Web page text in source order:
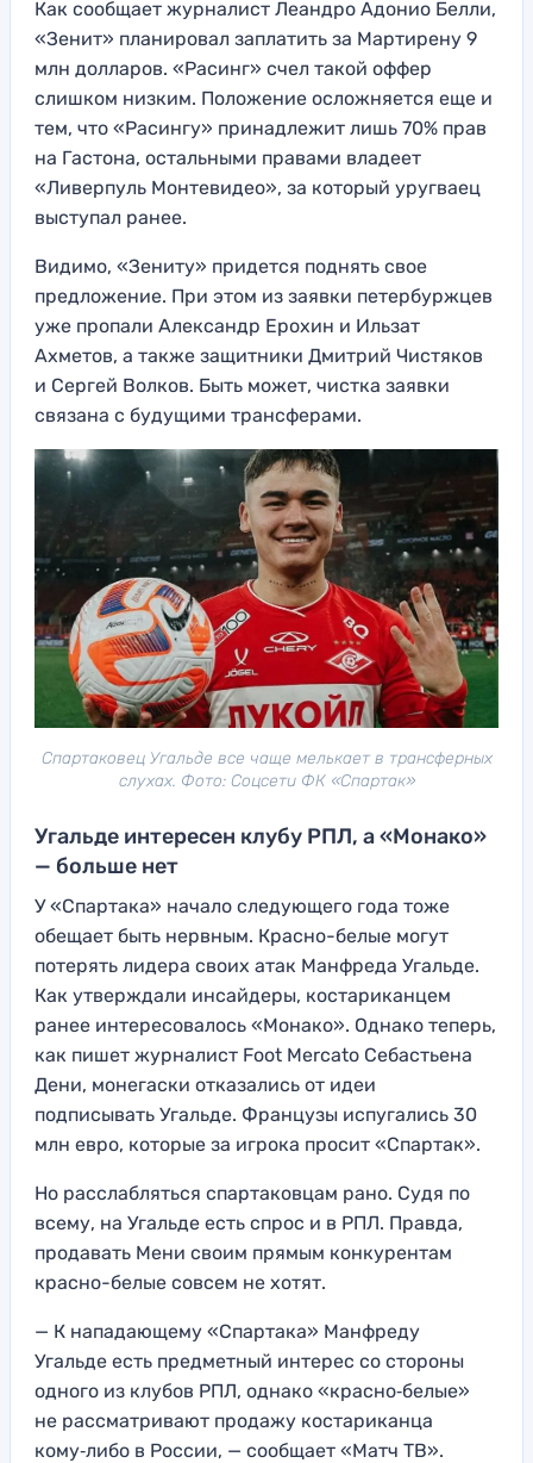
Как сообщает журналист Леандро Адонио Белли,
«Зенит» планировал заплатить за Мартирену 9
млн долларов. «Расинг» счел такой оффер
слишком низким. Положение осложняется еще и
тем, что «Расингу» принадлежит лишь 70% прав
на Гастона, остальными правами владеет
«Ливерпуль Монтевидео», за который уругваец
выступал ранее.
Видимо, «Зениту» придется поднять свое
предложение. При этом из заявки петербуржцев
уже пропали Александр Ерохин и Ильзат
Ахметов, а также защитники Дмитрий Чистяков
и Сергей Волков. Быть может, чистка заявки
связана с будущими трансферами.
Спартаковец Угальде все чаще мелькает в трансферных
слухах. Фото: Соцсети ФК «Спартак»
Угальде интересен клубу РПЛ, а «Монако»
— больше нет
У «Спартака» начало следующего года тоже
обещает быть нервным. Красно-белые могут
потерять лидера своих атак Манфреда Угальде.
Как утверждали инсайдеры, костариканцем
ранее интересовалось «Монако». Однако теперь,
как пишет журналист Foot Mercato Себастьена
Дени, монегаски отказались от идеи
подписывать Угальде. Французы испугались 30
млн евро, которые за игрока просит «Спартак».
Но расслабляться спартаковцам рано. Судя по
всему, на Угальде есть спрос и в РПЛ. Правда,
продавать Мени своим прямым конкурентам
красно-белые совсем не хотят.
— К нападающему «Спартака» Манфреду
Угальде есть предметный интерес со стороны
одного из клубов РПЛ, однако «красно‑белые»
не рассматривают продажу костариканца
кому‑либо в России, — сообщает «Матч ТВ».